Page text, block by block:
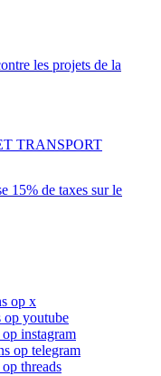
les projets de la
15% de taxes sur le
TRANSPORT
op x
op youtube
instagram
op telegram
threads